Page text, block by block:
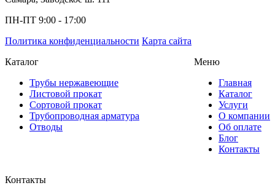
ПН-ПТ 9:00 - 17:00
Политика конфиденциальности Карта сайта
Каталог
Трубы нержавеющие
Листовой прокат
Сортовой прокат
Трубопроводная арматура
Отводы
Меню
Главная
Каталог
Услуги
О компании
Об оплате
Блог
Контакты
Контакты